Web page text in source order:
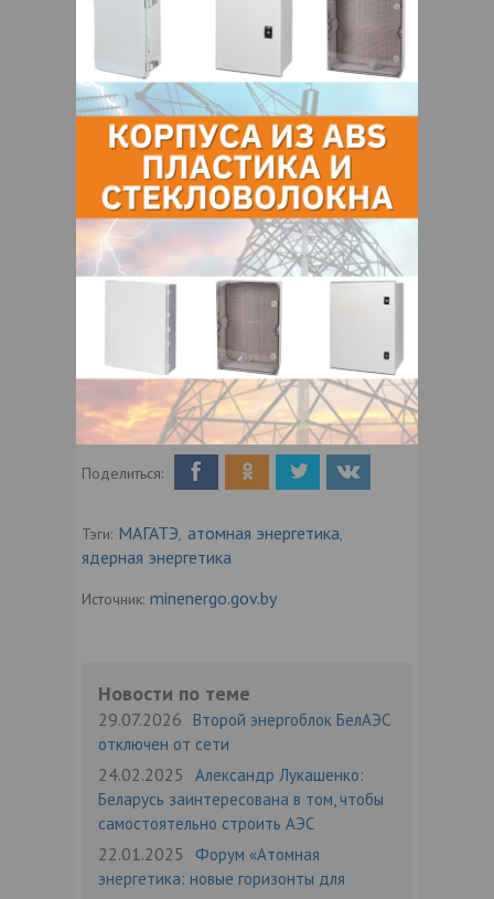
Для подготовки к совещанию белорусская
сторона ответила на 90 вопросов других
стран по своему докладу и сформировала
225 вопросов к национальным отчетам
других государств.
Объединенная конвенция, заключенная
под эгидой МАГАТЭ в 1997 году,
объединяет 92 страны, и Беларусь
является участником с 2003 года, активно
участвующим в обзорных совещаниях, на
которых рассматриваются вопросы
безопасности обращения с отработанным
топливом и радиоактивными отходами.
Фото: Дата публикации:16.03.2025 985
Поделиться:
Тэги: МАГАТЭ, атомная энергетика,
ядерная энергетика
Источник: minenergo.gov.by
Новости по теме
29.07.2026 Второй энергоблок БелАЭС
отключен от сети
24.02.2025
Александр Лукашенко:
Беларусь заинтересована в том, чтобы
самостоятельно строить АЭС
22.01.2025
Форум «Атомная
энергетика: новые горизонты для